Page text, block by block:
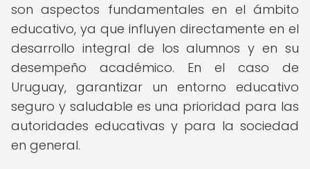
son aspectos fundamentales en el ámbito
educativo, ya que influyen directamente en el
desarrollo integral de los alumnos y en su
desempeño académico. En el caso de
Uruguay, garantizar un entorno educativo
seguro y saludable es una prioridad para las
autoridades educativas y para la sociedad
en general.